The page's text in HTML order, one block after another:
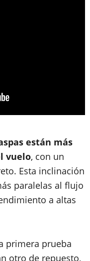
están más
vuelo, con un
Esta inclinación
paralelas al flujo
a altas
primera prueba
otro de repuesto,